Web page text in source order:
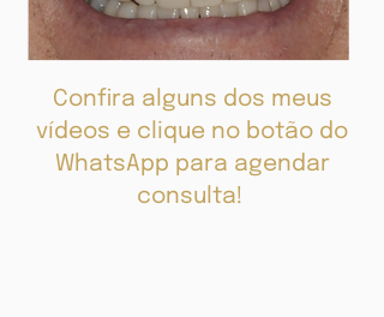
Confira alguns dos meus
vídeos e clique no botão do
WhatsApp para agendar
consulta!